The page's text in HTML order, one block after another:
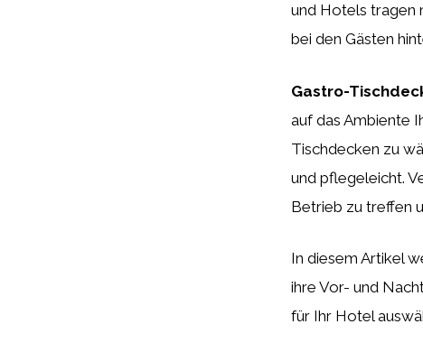
und Hotels tragen
bei den Gästen
Gastro-
auf das Ambiente
Tischdecken zu
und pflegeleicht.
Betrieb zu treffen
In diesem Artikel
ihre Vor- und
für Ihr Hotel